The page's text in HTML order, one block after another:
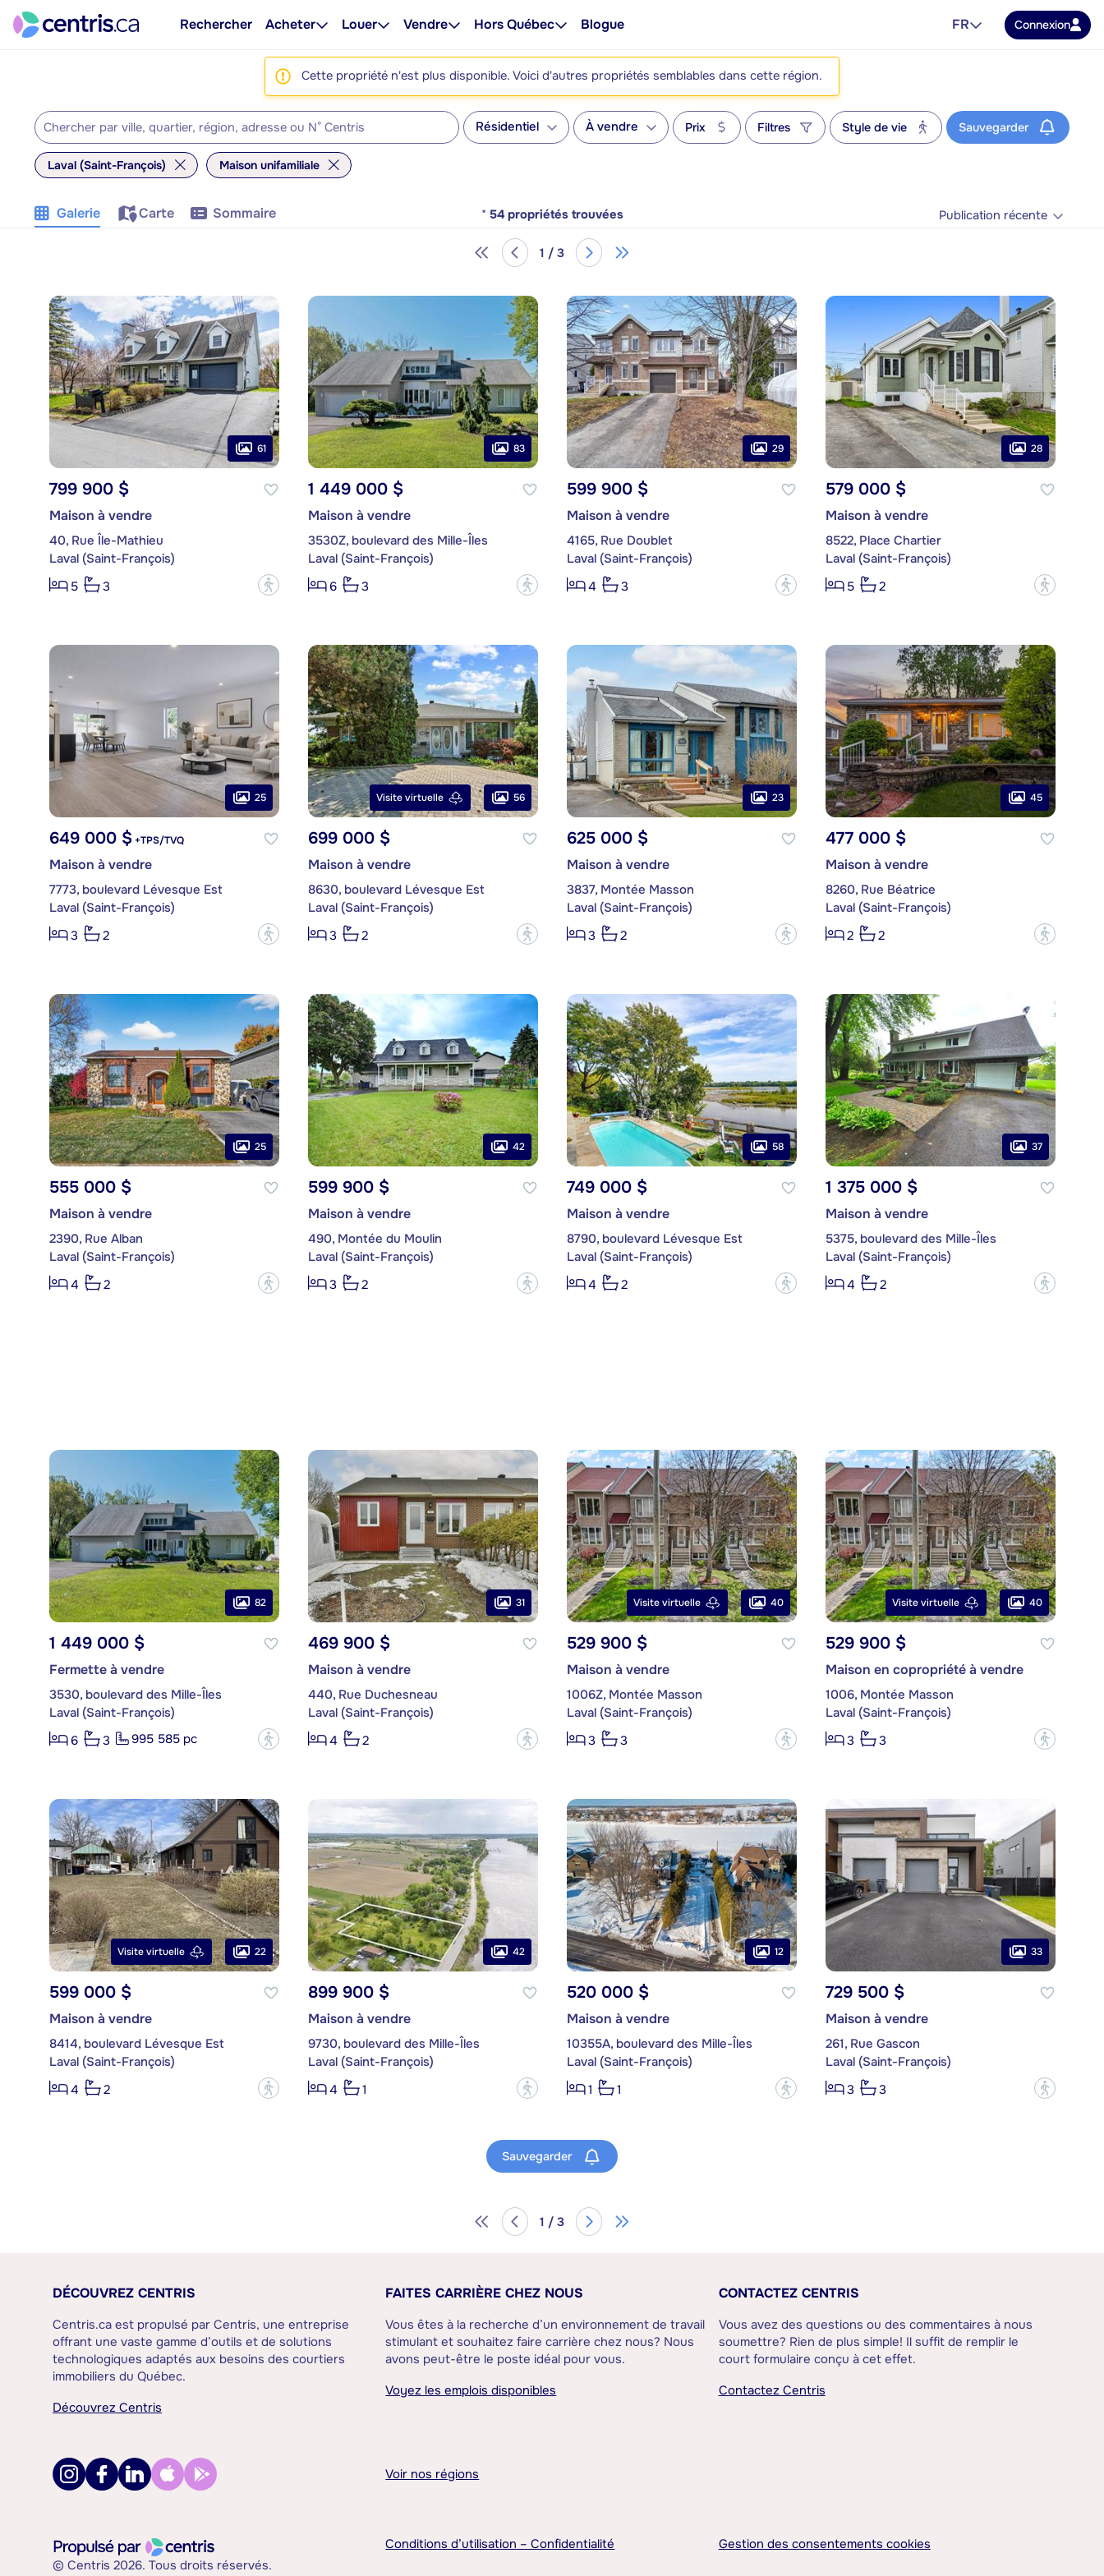
Rechercher Acheter Louer Vendre Hors Québec Blogue FR Connexion
Cette propriété n'est plus disponible. Voici d'autres propriétés semblables dans cette région.
Résidentiel À vendre Prix Filtres Style de vie Sauvegarder
Laval (Saint-François) Maison unifamiliale
Galerie Carte Sommaire * 54 propriétés trouvées Publication récente
1 / 3
61
799 900 $
Maison à vendre
40, Rue Île-Mathieu
Laval (Saint-François)
5
3 ?
83
1 449 000 $
Maison à vendre
3530Z, boulevard des Mille-Îles
Laval (Saint-François)
6
3 ?
29
599 900 $
Maison à vendre
4165, Rue Doublet
Laval (Saint-François)
4
3 ?
28
579 000 $
Maison à vendre
8522, Place Chartier
Laval (Saint-François)
5
2 ?
25
649 000 $+TPS/TVQ
Maison à vendre
7773, boulevard Lévesque Est
Laval (Saint-François)
3
2 ?
Visite virtuelle 56
699 000 $
Maison à vendre
8630, boulevard Lévesque Est
Laval (Saint-François)
3
2 ?
23
625 000 $
Maison à vendre
3837, Montée Masson
Laval (Saint-François)
3
2 ?
45
477 000 $
Maison à vendre
8260, Rue Béatrice
Laval (Saint-François)
2
2 ?
25
555 000 $
Maison à vendre
2390, Rue Alban
Laval (Saint-François)
4
2 ?
42
599 900 $
Maison à vendre
490, Montée du Moulin
Laval (Saint-François)
3
2 ?
58
749 000 $
Maison à vendre
8790, boulevard Lévesque Est
Laval (Saint-François)
4
2 ?
37
1 375 000 $
Maison à vendre
5375, boulevard des Mille-Îles
Laval (Saint-François)
4
2 ?
82
1 449 000 $
Fermette à vendre
3530, boulevard des Mille-Îles
Laval (Saint-François)
6
3 995 585 pc ?
31
469 900 $
Maison à vendre
440, Rue Duchesneau
Laval (Saint-François)
4
2 ?
Visite virtuelle 40
529 900 $
Maison à vendre
1006Z, Montée Masson
Laval (Saint-François)
3
3 ?
Visite virtuelle 40
529 900 $
Maison en copropriété à vendre
1006, Montée Masson
Laval (Saint-François)
3
3 ?
Visite virtuelle 22
599 000 $
Maison à vendre
8414, boulevard Lévesque Est
Laval (Saint-François)
4
2 ?
42
899 900 $
Maison à vendre
9730, boulevard des Mille-Îles
Laval (Saint-François)
4
1 ?
12
520 000 $
Maison à vendre
10355A, boulevard des Mille-Îles
Laval (Saint-François)
1
1 ?
33
729 500 $
Maison à vendre
261, Rue Gascon
Laval (Saint-François)
3
3 ?
Sauvegarder
1 / 3
DÉCOUVREZ CENTRIS
Centris.ca est propulsé par Centris, une entreprise
offrant une vaste gamme d’outils et de solutions
technologiques adaptés aux besoins des courtiers
immobiliers du Québec.
Découvrez Centris
FAITES CARRIÈRE CHEZ NOUS
Vous êtes à la recherche d’un environnement de travail
stimulant et souhaitez faire carrière chez nous? Nous
avons peut-être le poste idéal pour vous.
Voyez les emplois disponibles
CONTACTEZ CENTRIS
Vous avez des questions ou des commentaires à nous
soumettre? Rien de plus simple! Il suffit de remplir le
court formulaire conçu à cet effet.
Contactez Centris
Voir nos régions
© Centris 2026. Tous droits réservés.
Conditions d’utilisation – Confidentialité Gestion des consentements cookies